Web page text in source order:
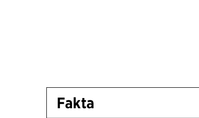
Fakta